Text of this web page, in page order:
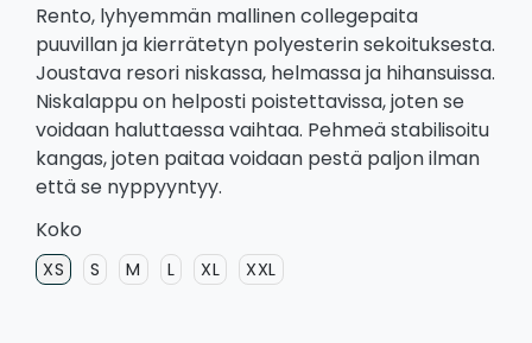
Rento, lyhyemmän mallinen collegepaita
puuvillan ja kierrätetyn polyesterin sekoituksesta.
Joustava resori niskassa, helmassa ja hihansuissa.
Niskalappu on helposti poistettavissa, joten se
voidaan haluttaessa vaihtaa. Pehmeä stabilisoitu
kangas, joten paitaa voidaan pestä paljon ilman
että se nyppyyntyy.
Koko
XS S M L XL XXL